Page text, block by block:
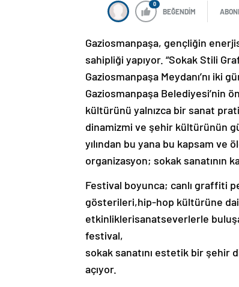
0
BEĞENDİM
Gaziosmanpaşa, gençliğin
sahipliği yapıyor. “Sokak Stili
Gaziosmanpaşa Meydanı’nı
Gaziosmanpaşa Belediyesi’nin
kültürünü yalnızca bir sanat
dinamizmi ve şehir kültürünün
yılından bu yana bu kapsam
organizasyon; sokak sanatının
Festival boyunca; canlı graffiti
gösterileri,hip-hop kültürüne
etkinliklerisanatseverlerle
festival,
sokak sanatını estetik bir şehir
açıyor.